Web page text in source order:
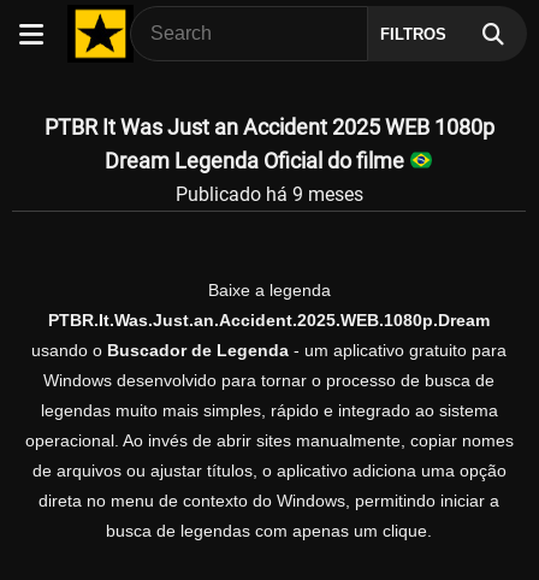
FILTROS
PTBR It Was Just an Accident 2025 WEB 1080p
Dream Legenda Oficial do filme
Publicado há 9 meses
Baixe a legenda
PTBR.It.Was.Just.an.Accident.2025.WEB.1080p.Dream
usando o Buscador de Legenda - um aplicativo gratuito para
Windows desenvolvido para tornar o processo de busca de
legendas muito mais simples, rápido e integrado ao sistema
operacional. Ao invés de abrir sites manualmente, copiar nomes
de arquivos ou ajustar títulos, o aplicativo adiciona uma opção
direta no menu de contexto do Windows, permitindo iniciar a
busca de legendas com apenas um clique.